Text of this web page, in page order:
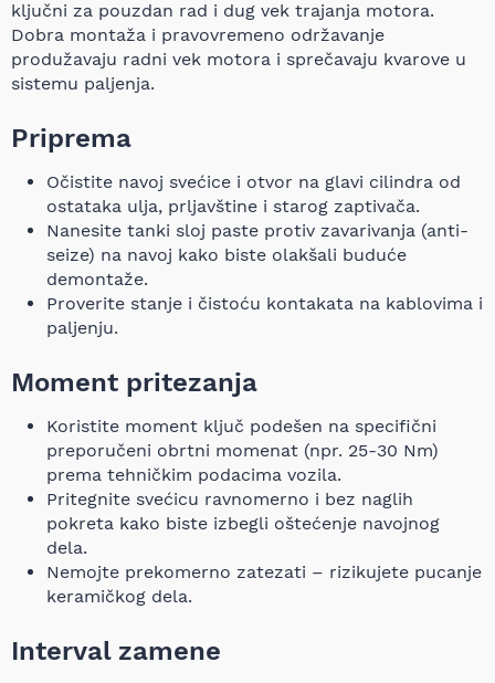
ključni za pouzdan rad i dug vek trajanja motora.
Dobra montaža i pravovremeno održavanje
produžavaju radni vek motora i sprečavaju kvarove u
sistemu paljenja.
Priprema
Očistite navoj svećice i otvor na glavi cilindra od
ostataka ulja, prljavštine i starog zaptivača.
Nanesite tanki sloj paste protiv zavarivanja (anti-
seize) na navoj kako biste olakšali buduće
demontaže.
Proverite stanje i čistoću kontakata na kablovima i
paljenju.
Moment pritezanja
Koristite moment ključ podešen na specifični
preporučeni obrtni momenat (npr. 25-30 Nm)
prema tehničkim podacima vozila.
Pritegnite svećicu ravnomerno i bez naglih
pokreta kako biste izbegli oštećenje navojnog
dela.
Nemojte prekomerno zatezati – rizikujete pucanje
keramičkog dela.
Interval zamene